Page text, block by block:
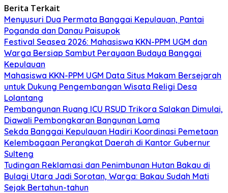
Berita Terkait
Menyusuri Dua Permata Banggai Kepulauan, Pantai
Poganda dan Danau Paisupok
Festival Seasea 2026: Mahasiswa KKN-PPM UGM dan
Warga Bersiap Sambut Perayaan Budaya Banggai
Kepulauan
Mahasiswa KKN-PPM UGM Data Situs Makam Bersejarah
untuk Dukung Pengembangan Wisata Religi Desa
Lolantang
Pembangunan Ruang ICU RSUD Trikora Salakan Dimulai,
Diawali Pembongkaran Bangunan Lama
Sekda Banggai Kepulauan Hadiri Koordinasi Pemetaan
Kelembagaan Perangkat Daerah di Kantor Gubernur
Sulteng
Tudingan Reklamasi dan Penimbunan Hutan Bakau di
Bulagi Utara Jadi Sorotan, Warga: Bakau Sudah Mati
Sejak Bertahun-tahun